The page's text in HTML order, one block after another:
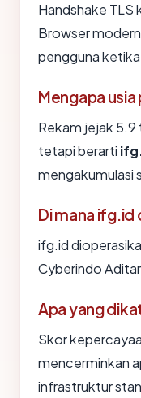
Handshake TLS
Browser
pengguna ketika
Mengapa
Rekam jejak 5.9
tetapi berarti
mengakumulasi
Di mana ifg.id
ifg.id
Cyberindo
Apa yang
Skor
mencerminkan
infrastruktur